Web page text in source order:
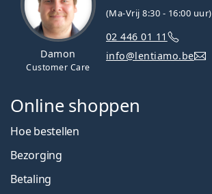
Damon
Customer Care
(Ma-Vrij 8:30 - 16:00 uur)
02 446 01 11
info@lentiamo.be
Online shoppen
Hoe bestellen
Bezorging
Betaling